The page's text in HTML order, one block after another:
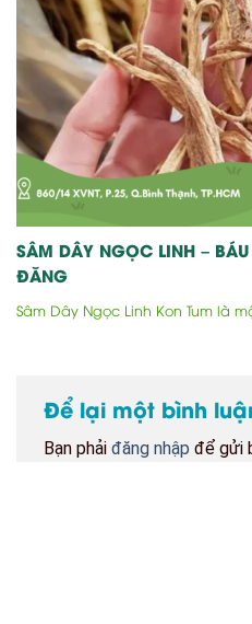
SÂM DÂY NGỌC LINH –
ĐĂNG
Sâm Dây Ngọc Linh Kon Tum là
Để lại một bình
Bạn phải đăng nhập để gửi